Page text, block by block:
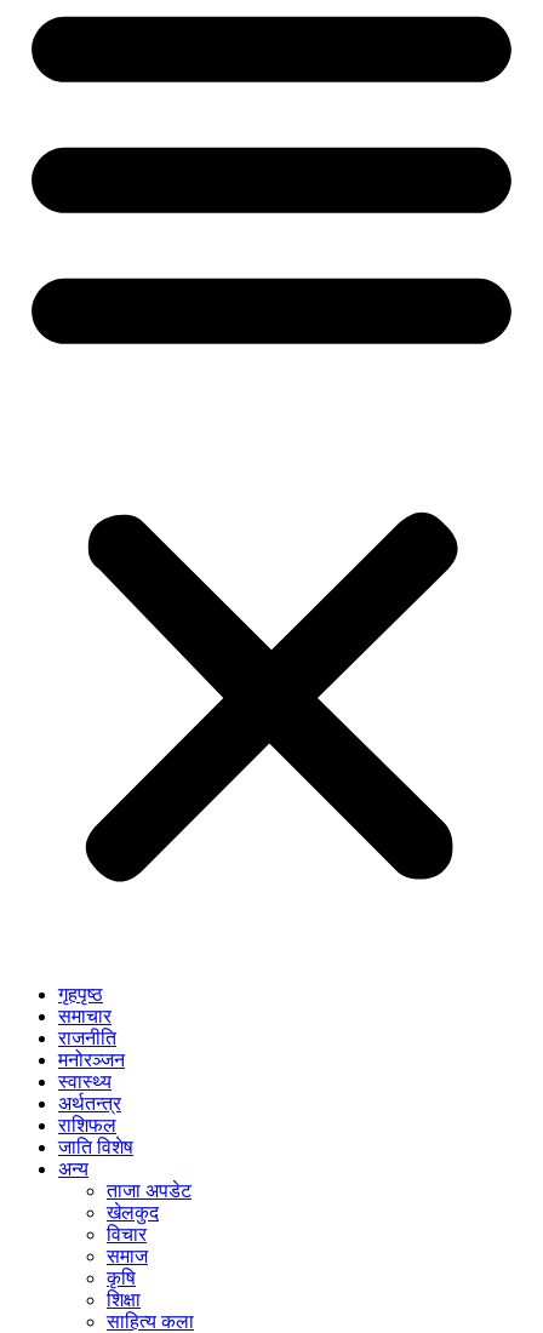
गृहपृष्ठ
समाचार
राजनीति
मनोरञ्जन
स्वास्थ्य
अर्थतन्त्र
राशिफल
जाति विशेष
अन्य
ताजा अपडेट
खेलकुद
विचार
समाज
कृषि
शिक्षा
साहित्य कला